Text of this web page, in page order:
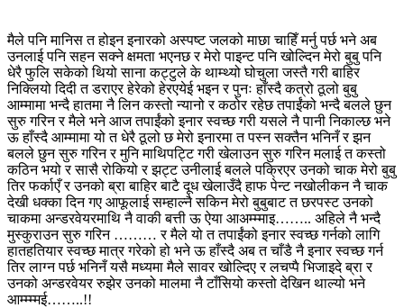
मैले पनि मानिस त होइन इनारको अस्पष्ट जलको माछा चाहिँ मर्नु पर्छ भने अब
उनलाई पनि सहन सक्ने क्षमता भएनछ र मेरो पाइन्ट पनि खोल्दिन मेरो बुबु पनि
धेरै फुलि सकेको थियो साना कट्टुले के थाम्थ्यो घोचुला जस्तै गरी बाहिर
निक्लियो दिदी त डराएर हेरेको हेरएयेई भइन र पुनः हाँस्दै कत्रो ठूलो बुबु
आम्मामा भन्दै हातमा नै लिन कस्तो न्यानो र कठोर रहेछ तपाईंको भन्दै बलले छुन
सुरु गरिन र मैले भने आज तपाईंको इनार स्वच्छ गरी यसले नै पानी निकाल्छ भने
ऊ हाँस्दै आम्मामा यो त धेरै ठूलो छ मेरो इनारमा त पस्न सक्तैन भनिनँ र झन
बलले छुन सुरु गरिन र मुनि माथिपट्टि गरी खेलाउन सुरु गरिन मलाई त कस्तो
कठिन भयो र सासै रोकियो र झट्ट उनीलाई बलले पक्रिएर उनको चाक मेरो बुबु
तिर फर्काएँ र उनको ब्रा बाहिर बाटै दूध खेलाउँदै हाफ पेन्ट नखोलीकन नै चाक
देखी धक्का दिन गए आफूलाई सम्हाल्नै सकिन मेरो बुबुबाट त छरपस्ट उनको
चाकमा अन्डरवेयरमाथि नै वाकी बत्ती ऊ ऐया आअम्म्माइ…….. अहिले नै भन्दै
मुस्कुराउन सुरु गरिन ……… र मैले यो त तपाईंको इनार स्वच्छ गर्नको लागि
हातहतियार स्वच्छ मात्र गरेको हो भने ऊ हाँस्दै अब त चाँडै नै इनार स्वच्छ गर्न
तिर लाग्न पर्छ भनिनँ यसै मध्यमा मैले सावर खोल्दिए र लचप्पै भिजाइदे ब्रा र
उनको अन्डरवेयर रुझेर उनको मालमा नै टाँसियो कस्तो देखिन थाल्यो भने
आम्म्म्मई……..!!